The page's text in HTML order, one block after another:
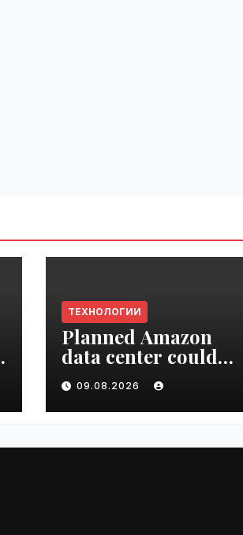
ТЕХНОЛОГИИ
Planned Amazon
data center could
become the biggest
climate polluter in
the U.S. | VseTime.ru
09.08.2026